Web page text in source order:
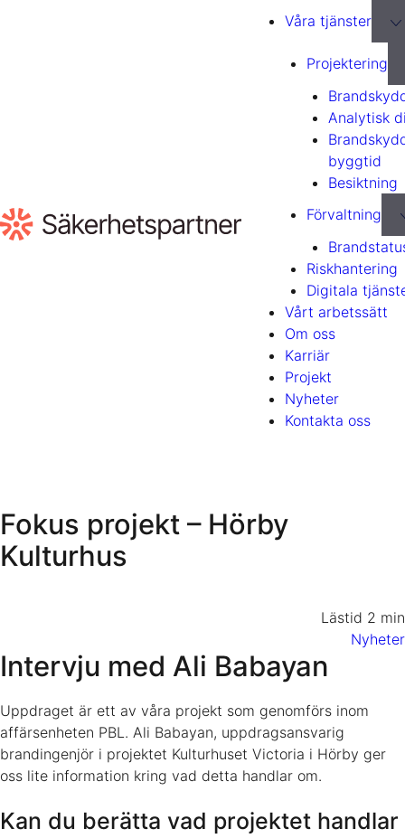
Våra tjänster
Projektering
Analytisk
byggtid
Besiktning
Förvaltning
Riskhantering
Digitala
Vårt arbetssätt
Om oss
Karriär
Projekt
Nyheter
Kontakta oss
Fokus projekt – Hörby
Kulturhus
Lästid 2 min
Nyheter
Intervju med Ali Babayan
Uppdraget är ett av våra projekt som genomförs inom
affärsenheten PBL. Ali Babayan, uppdragsansvarig
brandingenjör i projektet Kulturhuset Victoria i Hörby ger
oss lite information kring vad detta handlar om.
Kan du berätta vad projektet handlar